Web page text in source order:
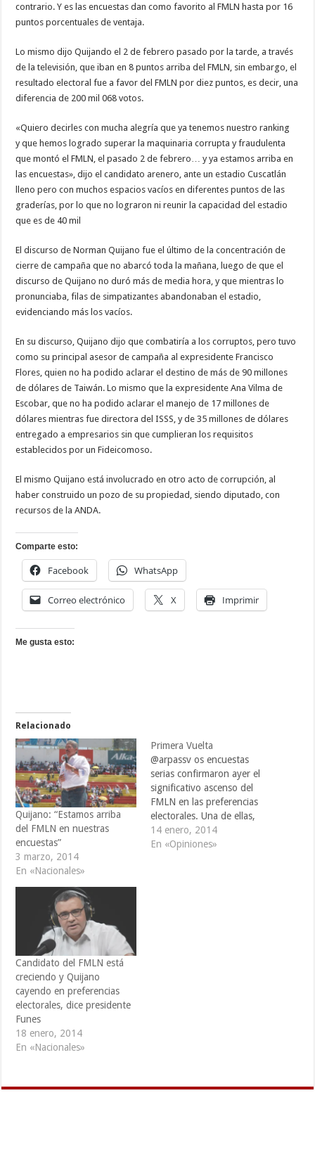
contrario. Y es las encuestas dan como favorito al FMLN hasta por 16
puntos porcentuales de ventaja.
Lo mismo dijo Quijando el 2 de febrero pasado por la tarde, a través
de la televisión, que iban en 8 puntos arriba del FMLN, sin embargo, el
resultado electoral fue a favor del FMLN por diez puntos, es decir, una
diferencia de 200 mil 068 votos.
«Quiero decirles con mucha alegría que ya tenemos nuestro ranking
y que hemos logrado superar la maquinaria corrupta y fraudulenta
que montó el FMLN, el pasado 2 de febrero… y ya estamos arriba en
las encuestas», dijo el candidato arenero, ante un estadio Cuscatlán
lleno pero con muchos espacios vacíos en diferentes puntos de las
graderías, por lo que no lograron ni reunir la capacidad del estadio
que es de 40 mil
El discurso de Norman Quijano fue el último de la concentración de
cierre de campaña que no abarcó toda la mañana, luego de que el
discurso de Quijano no duró más de media hora, y que mientras lo
pronunciaba, filas de simpatizantes abandonaban el estadio,
evidenciando más los vacíos.
En su discurso, Quijano dijo que combatiría a los corruptos, pero tuvo
como su principal asesor de campaña al expresidente Francisco
Flores, quien no ha podido aclarar el destino de más de 90 millones
de dólares de Taiwán. Lo mismo que la expresidente Ana Vilma de
Escobar, que no ha podido aclarar el manejo de 17 millones de
dólares mientras fue directora del ISSS, y de 35 millones de dólares
entregado a empresarios sin que cumplieran los requisitos
establecidos por un Fideicomoso.
El mismo Quijano está involucrado en otro acto de corrupción, al
haber construido un pozo de su propiedad, siendo diputado, con
recursos de la ANDA.
Comparte esto:
Facebook WhatsApp
Correo electrónico X Imprimir
Me gusta esto:
Relacionado
Quijano: “Estamos arriba
del FMLN en nuestras
encuestas”
3 marzo, 2014
En «Nacionales»
Primera Vuelta
@arpassv os encuestas
serias confirmaron ayer el
significativo ascenso del
FMLN en las preferencias
electorales. Una de ellas,
advice incluso, click sugiere
que el partido de izquierda
14 enero, 2014
En «Opiniones»
Candidato del FMLN está
creciendo y Quijano
cayendo en preferencias
electorales, dice presidente
Funes
18 enero, 2014
En «Nacionales»